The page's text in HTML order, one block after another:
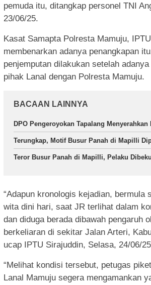
pemuda itu, ditangkap personel TNI
23/06/25.
Kasat Samapta Polresta Mamuju,
membenarkan adanya penangkapan
penjemputan dilakukan setelah
pihak Lanal dengan Polresta Mamuju.
BACAAN LAINNYA
DPO Pengeroyokan Tapalang Menyerahkan
Terungkap, Motif Busur Panah di Mapilli
Teror Busur Panah di Mapilli, Pelaku
“Adapun kronologis kejadian, bermula
wita dini hari, saat JR terlihat dalam
dan diduga berada dibawah pengaruh
berkeliaran di sekitar Jalan Arteri,
ucap IPTU Sirajuddin, Selasa, 24/06/
“Melihat kondisi tersebut, petugas
Lanal Mamuju segera mengamankan